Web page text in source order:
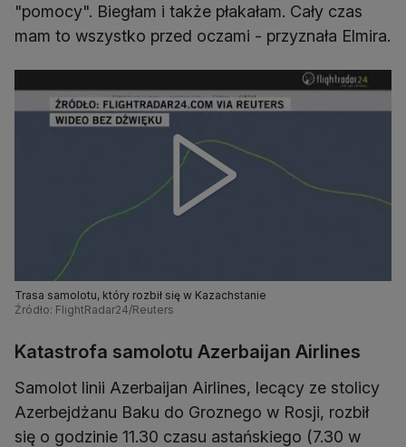
"pomocy". Biegłam i także płakałam. Cały czas
mam to wszystko przed oczami - przyznała Elmira.
Trasa samolotu, który rozbił się w Kazachstanie
Źródło: FlightRadar24/Reuters
Katastrofa samolotu Azerbaijan Airlines
Samolot linii Azerbaijan Airlines, lecący ze stolicy
Azerbejdżanu Baku do Groznego w Rosji, rozbił
się o godzinie 11.30 czasu astańskiego (7.30 w